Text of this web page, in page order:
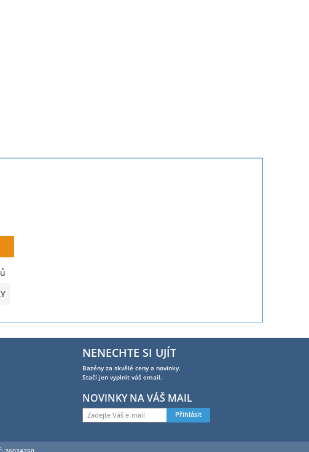
NENECHTE SI UJÍT
Bazény za skvělé ceny a novinky.
Stačí jen vyplnit váš email.
NOVINKY NA VÁŠ MAIL
Přihlásit